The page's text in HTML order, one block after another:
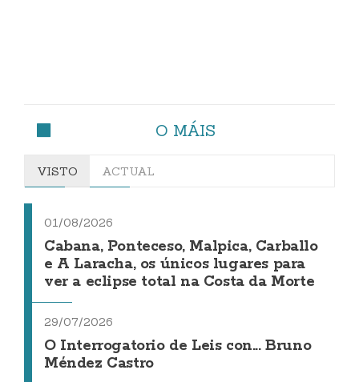
O MÁIS
VISTO ACTUAL
01/08/2026
Cabana, Ponteceso, Malpica, Carballo
e A Laracha, os únicos lugares para
ver a eclipse total na Costa da Morte
29/07/2026
O Interrogatorio de Leis con... Bruno
Méndez Castro